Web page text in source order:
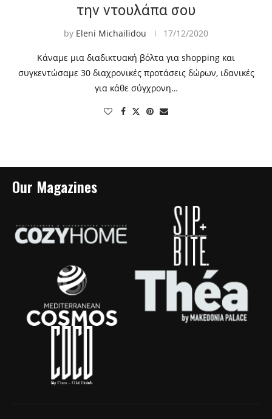
την ντουλάπα σου
by Eleni Michailidou 17/12/2020
Κάναμε μια διαδικτυακή βόλτα για shopping και
συγκεντώσαμε 30 διαχρονικές προτάσεις δώρων, ιδανικές
για κάθε σύγχρονη…
Our Magazines